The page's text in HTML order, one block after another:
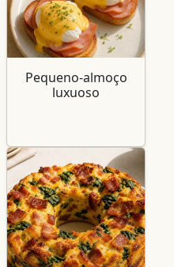
Pequeno-almoço
luxuoso